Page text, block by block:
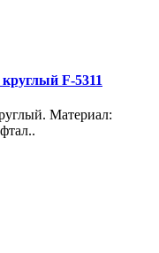
F-5311
Материал: